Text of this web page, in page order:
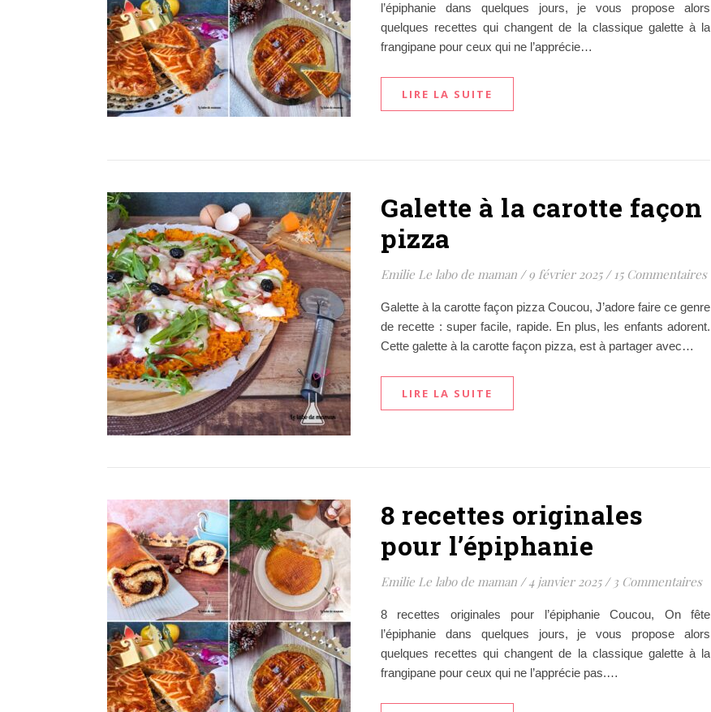
l’épiphanie dans quelques jours, je vous propose alors
quelques recettes qui changent de la classique galette à la
frangipane pour ceux qui ne l’apprécie…
LIRE LA SUITE
Galette à la carotte façon
pizza
Emilie Le labo de maman / 9 février 2025 / 15 Commentaires
Galette à la carotte façon pizza Coucou, J’adore faire ce genre
de recette : super facile, rapide. En plus, les enfants adorent.
Cette galette à la carotte façon pizza, est à partager avec…
LIRE LA SUITE
8 recettes originales
pour l’épiphanie
Emilie Le labo de maman / 4 janvier 2025 / 3 Commentaires
8 recettes originales pour l’épiphanie Coucou, On fête
l’épiphanie dans quelques jours, je vous propose alors
quelques recettes qui changent de la classique galette à la
frangipane pour ceux qui ne l’apprécie pas.…